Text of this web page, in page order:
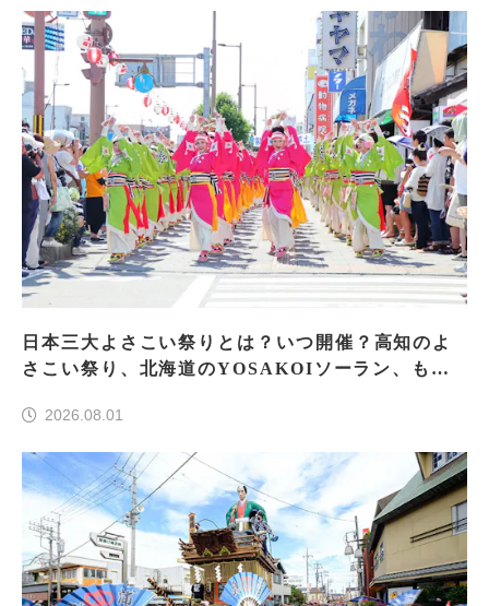
日本三大よさこい祭りとは？いつ開催？高知のよ
さこい祭り、北海道のYOSAKOIソーラン、もう
2026.08.01